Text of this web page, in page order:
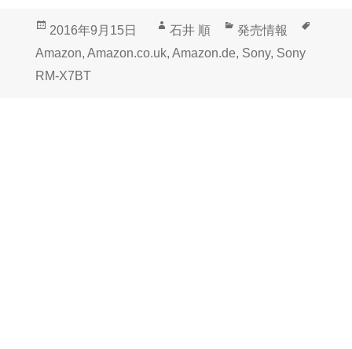
投
稿
日:
2016年9月15日
作
成
石井 順
カ
テ
発売情報
Amazon, Amazon.co.uk, Amazon.de, Sony, Sony
RM-X7BT